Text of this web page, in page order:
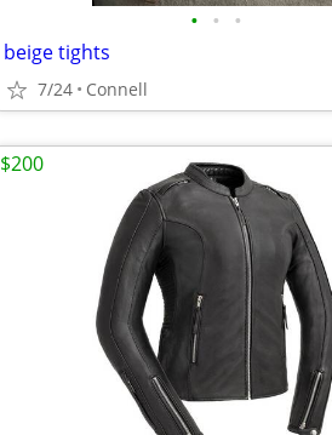
• • •
beige tights
7/24 Connell
$200